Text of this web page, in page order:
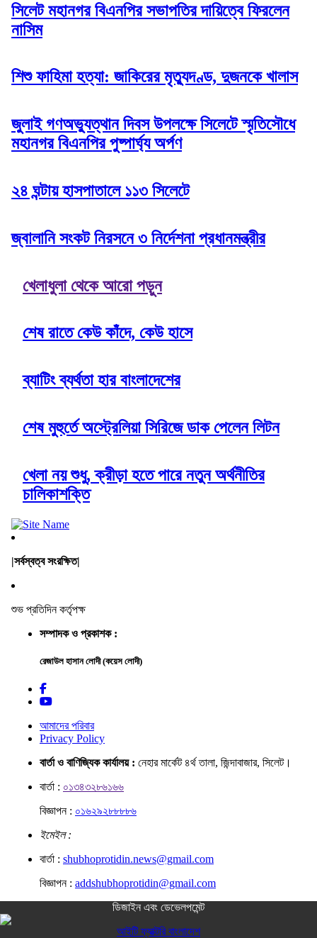
সিলেট মহানগর বিএনপির সভাপতির দায়িত্বে ফিরলেন
নাসিম
শিশু ফাহিমা হত্যা: জাকিরের মৃত্যুদণ্ড, দুজনকে খালাস
জুলাই গণঅভ্যুত্থান দিবস উপলক্ষে সিলেটে স্মৃতিসৌধে
মহানগর বিএনপির পুষ্পার্ঘ্য অর্পণ
২৪ ঘন্টায় হাসপাতালে ১১৩ সিলেটে
জ্বালানি সংকট নিরসনে ৩ নির্দেশনা প্রধানমন্ত্রীর
খেলাধুলা থেকে আরো পড়ুন
শেষ রাতে কেউ কাঁদে, কেউ হাসে
ব্যাটিং ব্যর্থতা হার বাংলাদেশের
শেষ মুহুর্তে অস্ট্রেলিয়া সিরিজে ডাক পেলেন লিটন
খেলা নয় শুধু, ক্রীড়া হতে পারে নতুন অর্থনীতির
চালিকাশক্তি
|সর্বস্বত্ব সংরক্ষিত|
শুভ প্রতিদিন কর্তৃপক্ষ
সম্পাদক ও প্রকাশক :
রেজাউল হাসান লোদী (কয়েস লোদী)
আমাদের পরিবার
Privacy Policy
বার্তা ও বাণিজ্যিক কার্যালয় : নেহার মার্কেট ৪র্থ তালা, জিন্দাবাজার, সিলেট।
বার্তা : ০১৩৪৩২৮৬১৬৬
বিজ্ঞাপন : ০১৬২৯২৮৮৮৮৬
ইমেইল :
বার্তা : shubhoprotidin.news@gmail.com
বিজ্ঞাপন : addshubhoprotidin@gmail.com
ডিজাইন এবং ডেভেলপমেন্ট
আইটি ফ্যাক্টরি বাংলাদেশ